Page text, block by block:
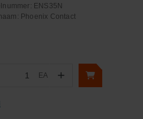
ENS35N
Phoenix Contact
Aantal
EA +